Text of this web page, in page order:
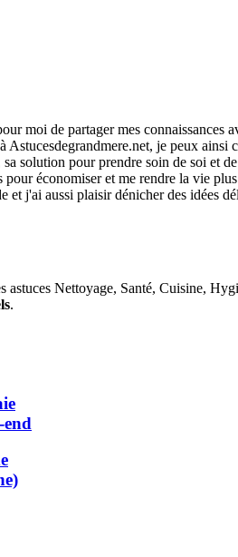
moi de partager mes connaissances
je peux
solution pour prendre soin de soi et
économiser et me rendre la vie
et j'ai aussi plaisir dénicher des idées
astuces Nettoyage, Santé, Cuisine,
.